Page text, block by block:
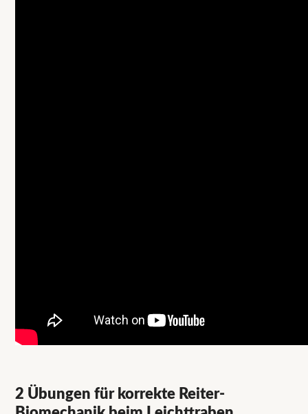
2 Übungen für korrekte Reiter-